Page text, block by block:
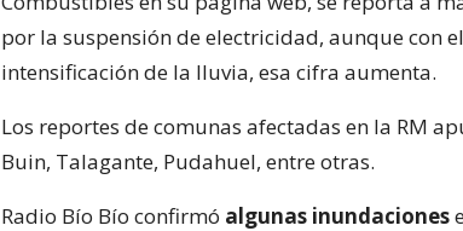
por la suspensión de electricidad, aunque con
intensificación de la lluvia, esa cifra aumenta.
Los reportes de comunas afectadas en la RM
Buin, Talagante, Pudahuel, entre otras.
Radio Bío Bío confirmó algunas inundaciones